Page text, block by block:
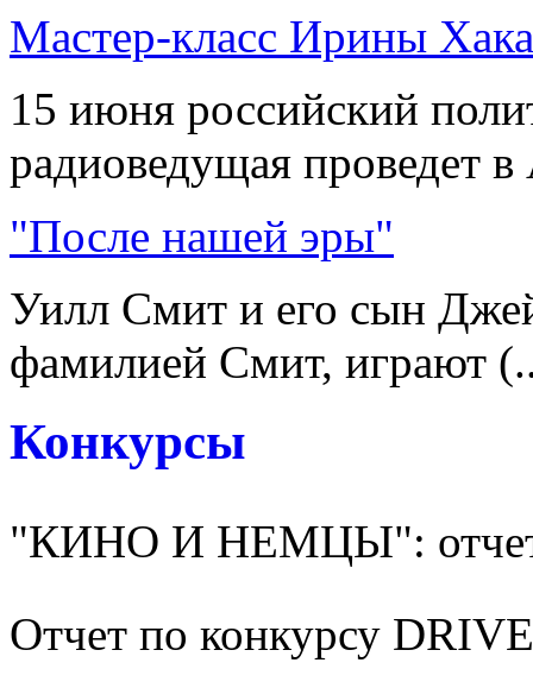
Мастер-класс Ирины
15 июня российский
радиоведущая проведет в
"После нашей эры"
Уилл Смит и его сын
фамилией Смит, играют
Конкурсы
"КИНО И НЕМЦЫ": отчет
Отчет по конкурсу